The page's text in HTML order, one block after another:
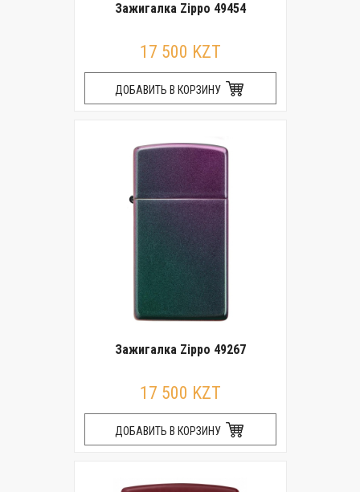
Зажигалка Zippo 49454
17 500 KZT
ДОБАВИТЬ В КОРЗИНУ
Зажигалка Zippo 49267
17 500 KZT
ДОБАВИТЬ В КОРЗИНУ